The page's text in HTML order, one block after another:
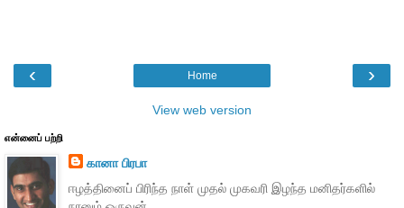
‹ ›
Home
View web version
என்னைப் பற்றி
கானா பிரபா
ஈழத்தினைப் பிரிந்த நாள் முதல் முகவரி இழந்த மனிதர்களில்